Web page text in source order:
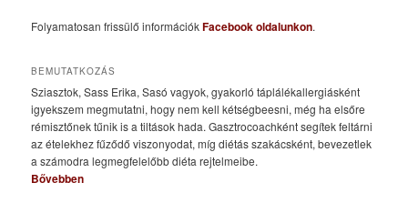
Folyamatosan frissülő információkFacebook oldalunkon.
BEMUTATKOZÁS
Sziasztok, Sass Erika, Sasó vagyok, gyakorló táplálékallergiásként
igyekszem megmutatni, hogy nem kell kétségbeesni, még ha elsőre
rémisztőnek tűnik is a tiltások hada. Gasztrocoachként segítek feltárni
az ételekhez fűződő viszonyodat, míg diétás szakácsként, bevezetlek
a számodra legmegfelelőbb diéta rejtelmeibe.
Bővebben